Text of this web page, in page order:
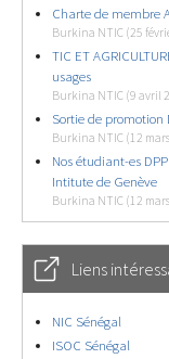
Charte de membre
Burkina NTIC (25
TIC ET
usages
Burkina NTIC (9 avril
Sortie de promotion
Burkina NTIC (12
Nos étudiant-es
Intitute de Genève
Burkina NTIC (12
Liens
NIC Sénégal
ISOC Sénégal